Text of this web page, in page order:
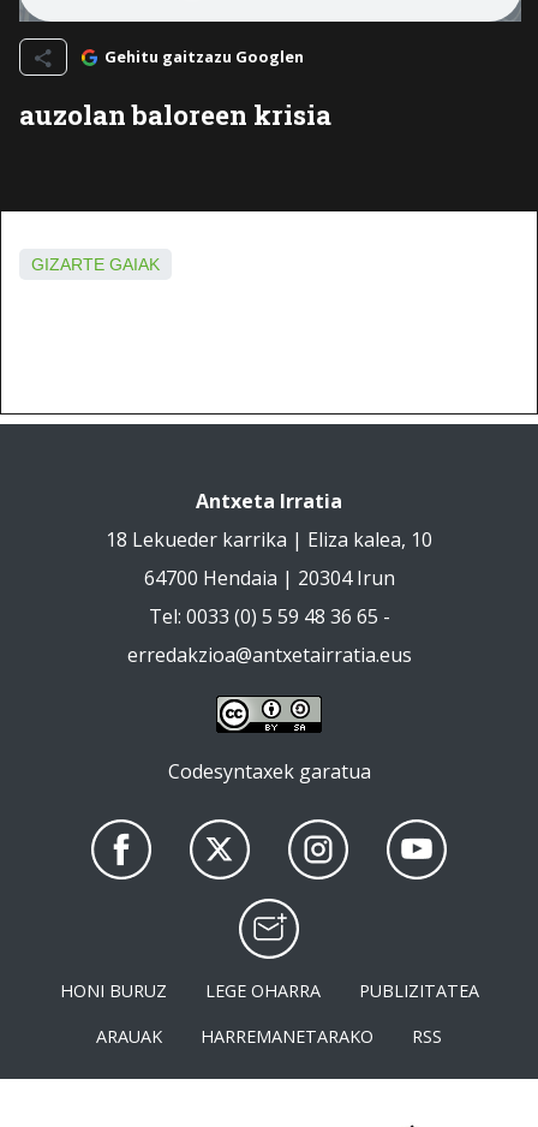
Gehitu gaitzazu Googlen
auzolan baloreen krisia
GIZARTE GAIAK
Antxeta Irratia
18 Lekueder karrika | Eliza kalea, 10
64700 Hendaia | 20304 Irun
Tel: 0033 (0) 5 59 48 36 65 -
erredakzioa@antxetairratia.eus
Codesyntaxek garatua
HONI BURUZ LEGE OHARRA
PUBLIZITATEA
ARAUAK
HARREMANETARAKO RSS